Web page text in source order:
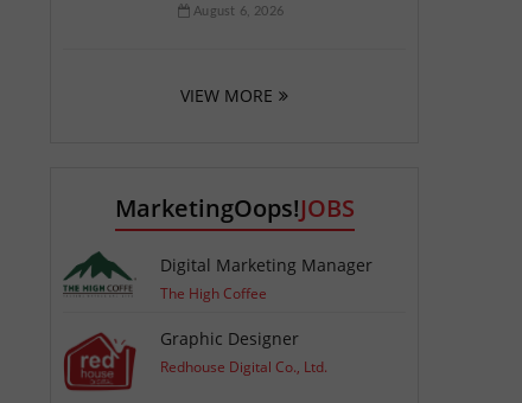
August 6, 2026
VIEW MORE
MarketingOops!JOBS
Digital Marketing Manager
The High Coffee
Graphic Designer
Redhouse Digital Co., Ltd.